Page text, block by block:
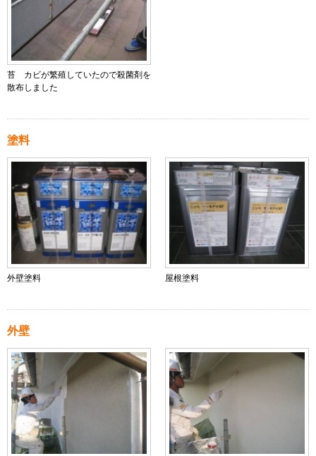
苔 カビが繁殖していたので殺菌剤を
散布しました
塗料
外壁塗料 屋根塗料
外壁